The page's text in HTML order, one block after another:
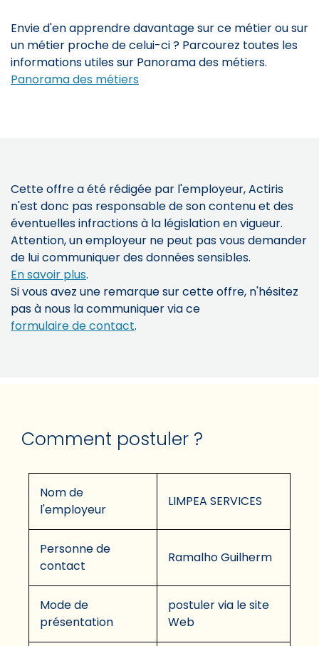
Envie d'en apprendre davantage sur ce métier ou sur
un métier proche de celui-ci ? Parcourez toutes les
informations utiles sur Panorama des métiers.
Panorama des métiers
Cette offre a été rédigée par l'employeur, Actiris
n'est donc pas responsable de son contenu et des
éventuelles infractions à la législation en vigueur.
Attention, un employeur ne peut pas vous demander
de lui communiquer des données sensibles.
En savoir plus.
Si vous avez une remarque sur cette offre, n'hésitez
pas à nous la communiquer via ce
formulaire de contact.
Comment postuler ?
Nom de
l'employeur
LIMPEA SERVICES
Personne de
contact
Ramalho Guilherm
Mode de
présentation
postuler via le site
Web